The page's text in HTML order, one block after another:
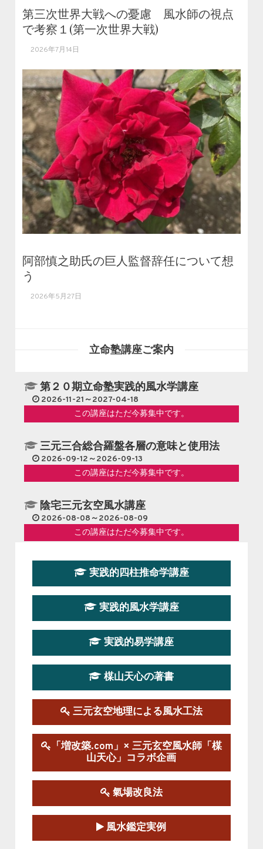
第三次世界大戦への憂慮 風水師の視点
で考察１(第一次世界大戦)
2026年7月14日
阿部慎之助氏の巨人監督辞任について想
う
2026年5月27日
立命塾講座ご案内
第２０期立命塾実践的風水学講座
2026-11-21～2027-04-18
この講座はただ今募集中です。
三元三合総合羅盤各層の意味と使用法
2026-09-12～2026-09-13
この講座はただ今募集中です。
陰宅三元玄空風水講座
2026-08-08～2026-08-09
この講座はただ今募集中です。
第１９期立命塾『実践的易学講座』
2026-08-22～2026-10-25
第19期立命塾実践的四柱推命学講座
2026-03-20～2026-07-19
第１９期立命塾実践的風水学講座
この講座の募集は終了しました。
陰宅三元玄空風水講座
2025-06-07～2025-06-08
この講座の募集は終了しました。
2025-06-21～2025-08-24
この講座の募集は終了しました。
実践的四柱推命学講座
実践的風水学講座
実践的易学講座
楳山天心の著書
三元玄空地理による風水工法
「増改築.com」× 三元玄空風水師「楳
山天心」コラボ企画
氣場改良法
風水鑑定実例